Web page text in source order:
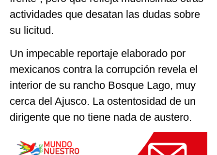
actividades que desatan las dudas sobre
su licitud.
Un impecable reportaje elaborado por
mexicanos contra la corrupción revela el
interior de su rancho Bosque Lago, muy
cerca del Ajusco. La ostentosidad de un
dirigente que no tiene nada de austero.